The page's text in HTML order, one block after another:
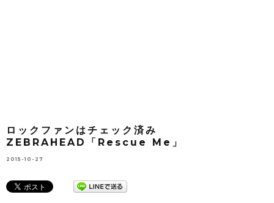
ロックファンはチェック済み
ZEBRAHEAD「Rescue Me」
2015-10-27